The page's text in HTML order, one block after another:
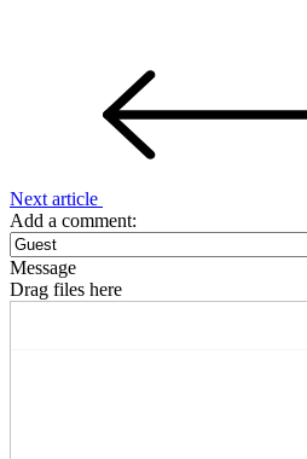
Next article
Add a comment:
Message
Drag files here